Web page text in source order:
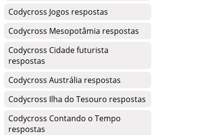
Codycross Jogos respostas
Codycross Mesopotâmia respostas
Codycross Cidade futurista
respostas
Codycross Austrália respostas
Codycross Ilha do Tesouro respostas
Codycross Contando o Tempo
respostas